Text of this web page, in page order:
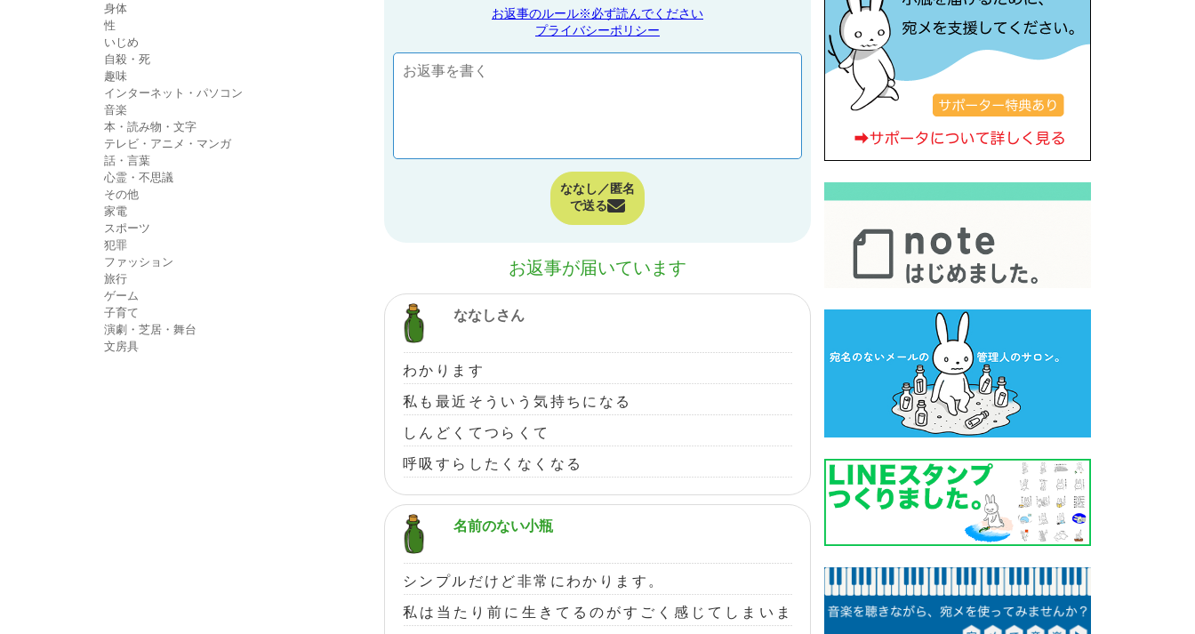
身体
性
いじめ
自殺・死
趣味
インターネット・パソコン
音楽
本・読み物・文字
テレビ・アニメ・マンガ
話・言葉
心霊・不思議
その他
家電
スポーツ
犯罪
ファッション
旅行
ゲーム
子育て
演劇・芝居・舞台
文房具
お返事のルール※必ず読んでください
プライバシーポリシー
ななし／匿名
で送る
お返事が届いています
ななしさん
わかります
私も最近そういう気持ちになる
しんどくてつらくて
呼吸すらしたくなくなる
名前のない小瓶
シンプルだけど非常にわかります。
私は当たり前に生きてるのがすごく感じてしまいま